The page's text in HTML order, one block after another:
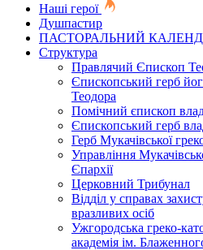
Наші герої
Душпастир
ПАСТОРАЛЬНИЙ
Структура
Правлячий Єпископ
Єпископський герб
Теодора
Помічний єпископ
Єпископський герб
Герб Мукачівської
Управління
Єпархії
Церковний Трибунал
Відділ у справах
вразливих осіб
Ужгородська греко-
академія ім.